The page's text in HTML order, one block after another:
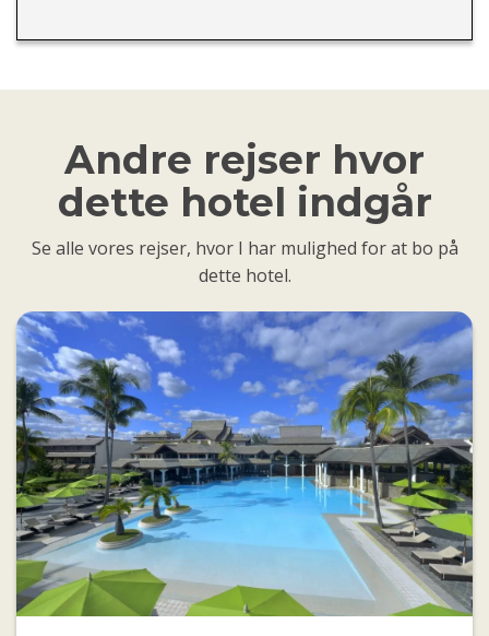
Andre rejser hvor
dette hotel indgår
Se alle vores rejser, hvor I har mulighed for at bo på
dette hotel.